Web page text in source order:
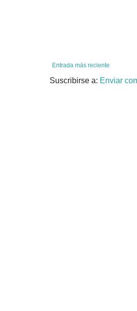
Entrada más reciente
Suscribirse a: Enviar